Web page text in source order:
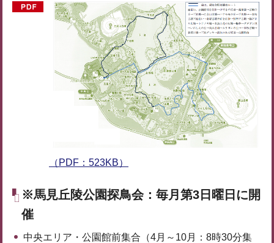
（PDF：523KB）
※馬見丘陵公園探鳥会：毎月第3日曜日に開
催
中央エリア・公園館前集合（4月～10月：8時30分集